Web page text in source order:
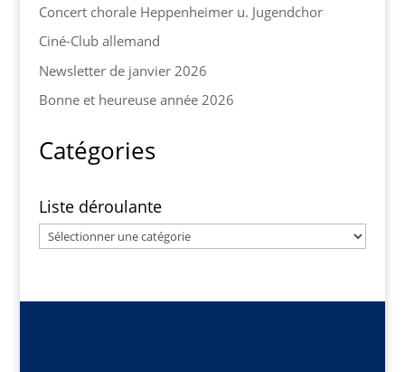
Concert chorale Heppenheimer u. Jugendchor
Ciné-Club allemand
Newsletter de janvier 2026
Bonne et heureuse année 2026
Catégories
Liste déroulante
Liste